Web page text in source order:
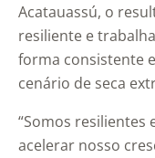
Acatauassú, o
resiliente e
forma consistente
cenário de seca
“Somos resilientes
acelerar nosso